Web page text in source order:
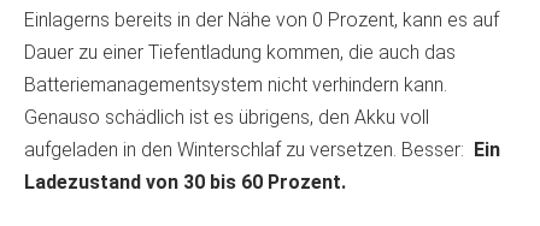
Einlagerns bereits in der Nähe von 0 Prozent, kann es auf
Dauer zu einer Tiefentladung kommen, die auch das
Batteriemanagementsystem nicht verhindern kann.
Genauso schädlich ist es übrigens, den Akku voll
aufgeladen in den Winterschlaf zu versetzen. Besser: Ein
Ladezustand von 30 bis 60 Prozent.